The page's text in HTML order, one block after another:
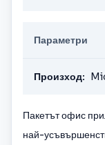
Пакетът офис
най-
Параметри
Произход: